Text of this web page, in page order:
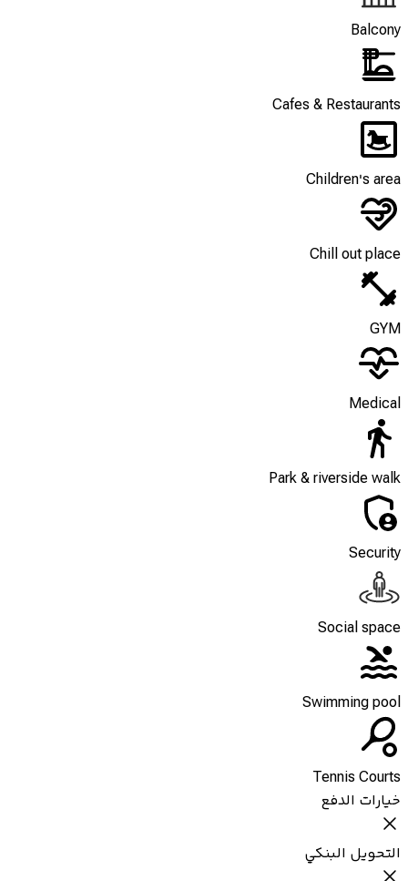
Balcony
Cafes & Restaurants
Children's area
Chill out place
GYM
Medical
Park & riverside walk
Security
Social space
Swimming pool
Tennis Courts
خيارات الدفع
التحويل البنكي